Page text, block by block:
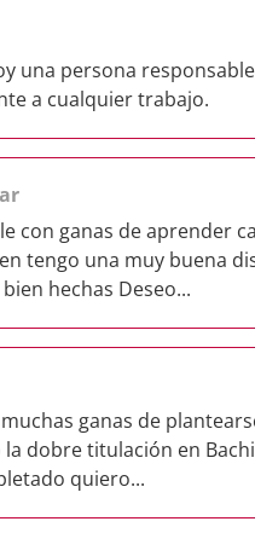
una persona
a cualquier trabajo.
con ganas de aprender
tengo una muy buena
hechas Deseo...
ganas de
dobre titulación en
quiero...